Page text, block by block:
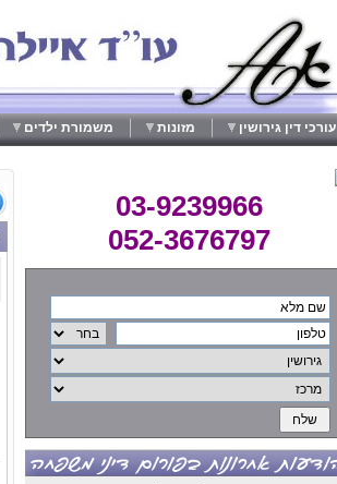
עורכי דין גירושין מזונות משמורת ילדים
03-9239966
052-3676797